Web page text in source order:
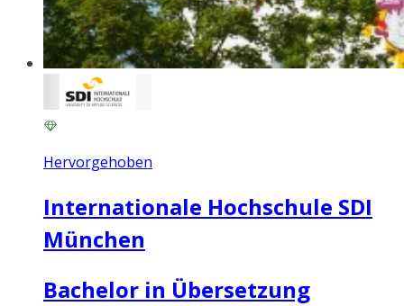
Hervorgehoben
Internationale Hochschule SDI
München
Bachelor in Übersetzung